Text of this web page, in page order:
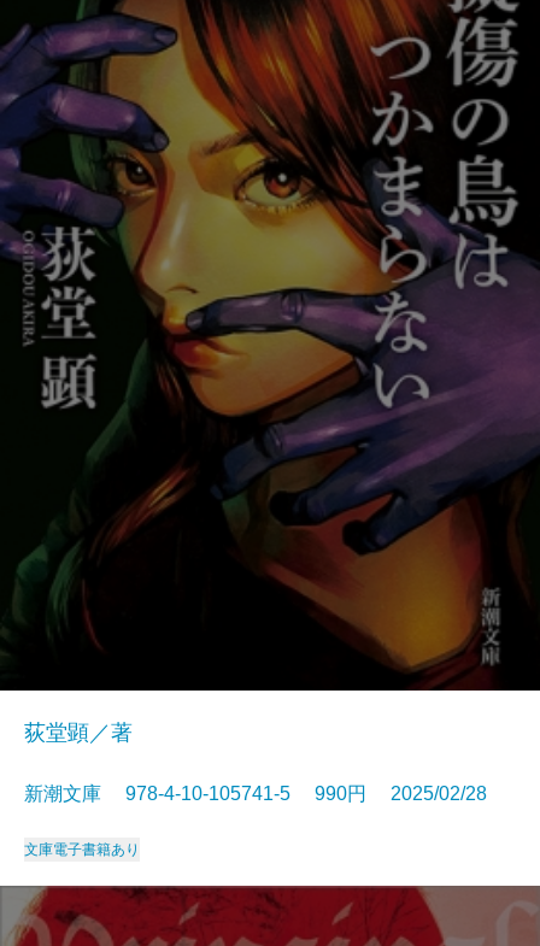
荻堂顕／著
新潮文庫 978-4-10-105741-5 990円 2025/02/28
文庫電子書籍あり